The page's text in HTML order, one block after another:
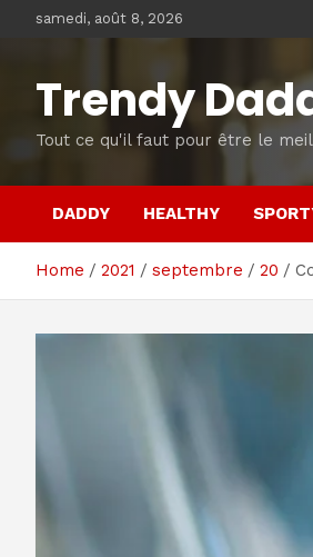
samedi, août 8, 2026
Trendy
Tout ce qu'il faut pour être le
DADDY HEALTHY
Home 2021 septembre 20